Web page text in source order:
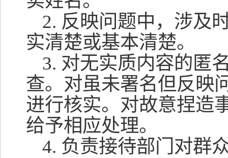
2. 反映问题中，涉及
实清楚或基本清楚。
3. 对无实质内容的匿
查。对虽未署名但反映
进行核实。对故意捏造
给予相应处理。
4. 负责接待部门对群